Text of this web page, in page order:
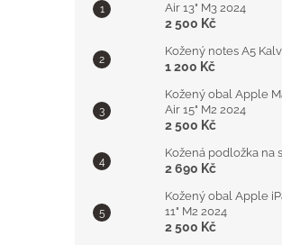
Air 13" M3 2024
2 500 Kč
Kožený notes A5
1 200 Kč
Kožený obal Apple
Air 15" M2 2024
2 500 Kč
Kožená podložka na
2 690 Kč
Kožený obal Apple
11" M2 2024
2 500 Kč